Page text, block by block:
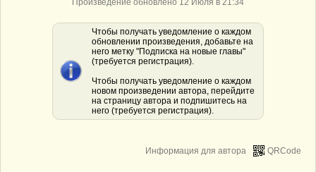
Произведение обновлено 12 Июля в 21:34
Чтобы получать уведомление о каждом
обновлении произведения, добавьте на
него метку "Подписка на новые главы"
(требуется регистрация).
Чтобы получать уведомление о каждом
новом произведении автора, перейдите
на страницу автора и подпишитесь на
него (требуется регистрация).
QRCode
Информация для автора